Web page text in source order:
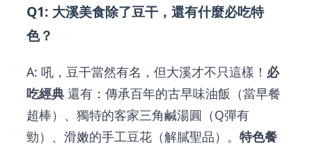
Q1: 大溪美食除了豆干，還有什麼必吃特
色？
A: 吼，豆干當然有名，但大溪才不只這樣！ 必
吃經典 還有：傳承百年的古早味油飯（當早餐
超棒）、獨特的客家三角鹹湯圓（Q彈有
勁）、滑嫩的手工豆花（解膩聖品）。 特色餐